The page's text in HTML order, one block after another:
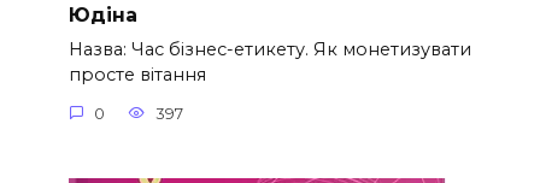
Юдіна
Назва: Час бізнес-етикету. Як монетизувати
просте вітання
0 397